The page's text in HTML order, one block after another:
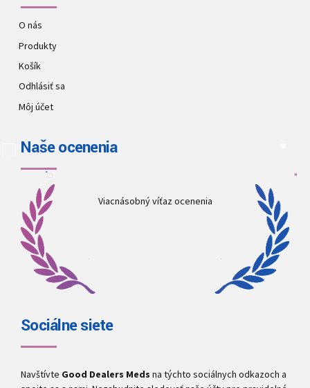
O nás
Produkty
Košík
Odhlásiť sa
Môj účet
Naše ocenenia
Viacnásobný víťaz ocenenia
Sociálne siete
Navštívte Good Dealers Meds na týchto sociálnych odkazoch a